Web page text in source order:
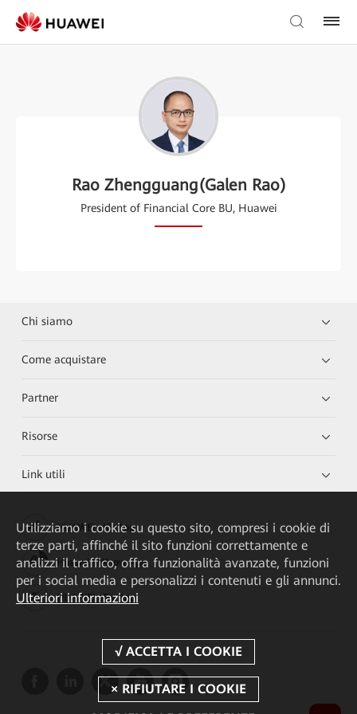
Rao Zhengguang(Galen Rao)
President of Financial Core BU, Huawei
Chi siamo
Come acquistare
Partner
Risorse
Link utili
HUAWEI eKit App
Huawei HiKnow App
HUAWEI eFly App
Utilizziamo i cookie su questo sito, compresi i cookie di
terze parti, affinché il sito funzioni correttamente e
analizzi il traffico, offra funzionalità avanzate, funzioni
per i social media e personalizzi i contenuti e gli annunci.
Ulteriori informazioni